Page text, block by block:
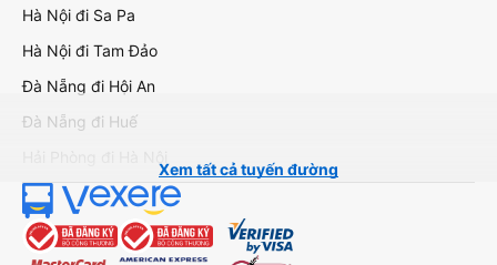
Hà Nội đi Sa Pa
Hà Nội đi Tam Đảo
Đà Nẵng đi Hội An
Đà Nẵng đi Huế
Xem tất cả tuyến đường